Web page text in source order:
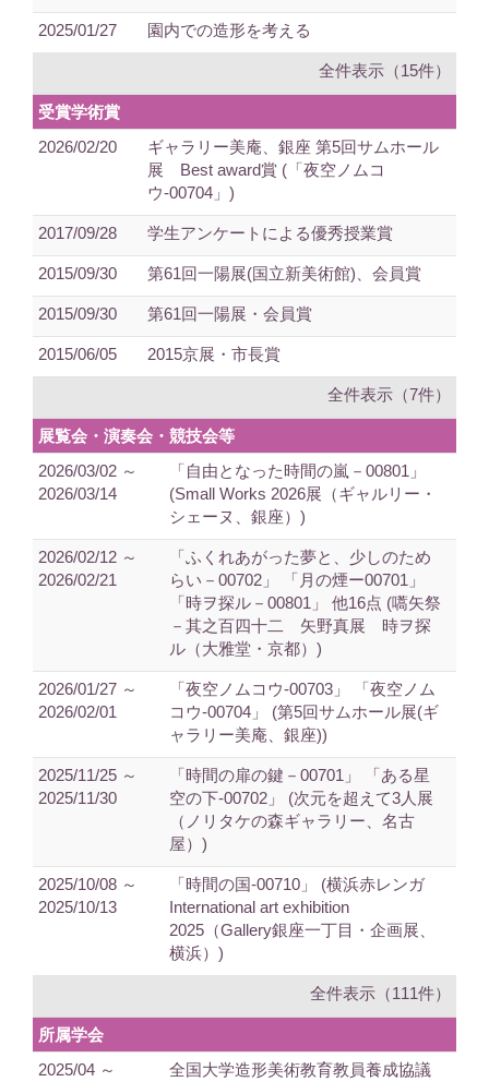
2025/01/27 園内での造形を考える
全件表示（15件）
受賞学術賞
2026/02/20
ギャラリー美庵、銀座 第5回サムホール
展 Best award賞 (「夜空ノムコ
ウ-00704」)
2017/09/28 学生アンケートによる優秀授業賞
2015/09/30 第61回一陽展(国立新美術館)、会員賞
2015/09/30 第61回一陽展・会員賞
2015/06/05 2015京展・市長賞
全件表示（7件）
展覧会・演奏会・競技会等
2026/03/02 ～
2026/03/14
「自由となった時間の嵐－00801」
(Small Works 2026展（ギャルリー・
シェーヌ、銀座）)
2026/02/12 ～
2026/02/21
「ふくれあがった夢と、少しのため
らい－00702」 「月の煙ー00701」
「時ヲ探ル－00801」 他16点 (嚆矢祭
－其之百四十二 矢野真展 時ヲ探
ル（大雅堂・京都）)
2026/01/27 ～
2026/02/01
「夜空ノムコウ-00703」 「夜空ノム
コウ-00704」 (第5回サムホール展(ギ
ャラリー美庵、銀座))
2025/11/25 ～
2025/11/30
「時間の扉の鍵－00701」 「ある星
空の下-00702」 (次元を超えて3人展
（ノリタケの森ギャラリー、名古
屋）)
2025/10/08 ～
2025/10/13
「時間の国-00710」 (横浜赤レンガ
International art exhibition
2025（Gallery銀座一丁目・企画展、
横浜）)
全件表示（111件）
所属学会
2025/04 ～
全国大学造形美術教育教員養成協議